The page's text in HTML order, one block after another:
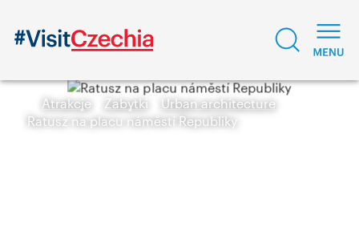
Atrakcje Zabytki
Urban architecture
Ratusz na placu náměstí Republiky